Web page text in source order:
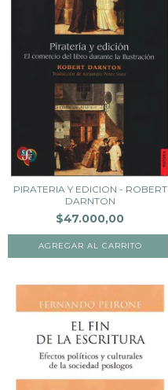
PIRATERIA Y EDICION - ROBERT
DARNTON
$47.000,00